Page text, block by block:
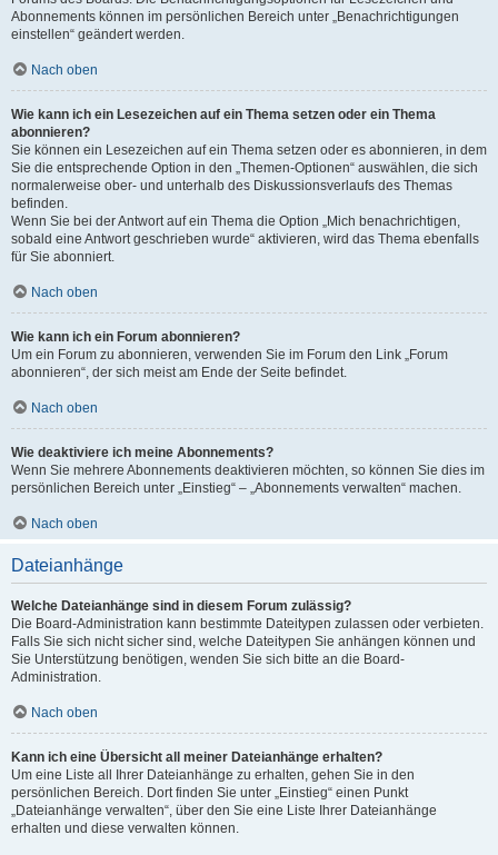
Abonnements können im persönlichen Bereich unter „Benachrichtigungen
einstellen“ geändert werden.
Nach oben
Wie kann ich ein Lesezeichen auf ein Thema setzen oder ein Thema
abonnieren?
Sie können ein Lesezeichen auf ein Thema setzen oder es abonnieren, in dem
Sie die entsprechende Option in den „Themen-Optionen“ auswählen, die sich
normalerweise ober- und unterhalb des Diskussionsverlaufs des Themas
befinden.
Wenn Sie bei der Antwort auf ein Thema die Option „Mich benachrichtigen,
sobald eine Antwort geschrieben wurde“ aktivieren, wird das Thema ebenfalls
für Sie abonniert.
Nach oben
Wie kann ich ein Forum abonnieren?
Um ein Forum zu abonnieren, verwenden Sie im Forum den Link „Forum
abonnieren“, der sich meist am Ende der Seite befindet.
Nach oben
Wie deaktiviere ich meine Abonnements?
Wenn Sie mehrere Abonnements deaktivieren möchten, so können Sie dies im
persönlichen Bereich unter „Einstieg“ – „Abonnements verwalten“ machen.
Nach oben
Dateianhänge
Welche Dateianhänge sind in diesem Forum zulässig?
Die Board-Administration kann bestimmte Dateitypen zulassen oder verbieten.
Falls Sie sich nicht sicher sind, welche Dateitypen Sie anhängen können und
Sie Unterstützung benötigen, wenden Sie sich bitte an die Board-
Administration.
Nach oben
Kann ich eine Übersicht all meiner Dateianhänge erhalten?
Um eine Liste all Ihrer Dateianhänge zu erhalten, gehen Sie in den
persönlichen Bereich. Dort finden Sie unter „Einstieg“ einen Punkt
„Dateianhänge verwalten“, über den Sie eine Liste Ihrer Dateianhänge
erhalten und diese verwalten können.